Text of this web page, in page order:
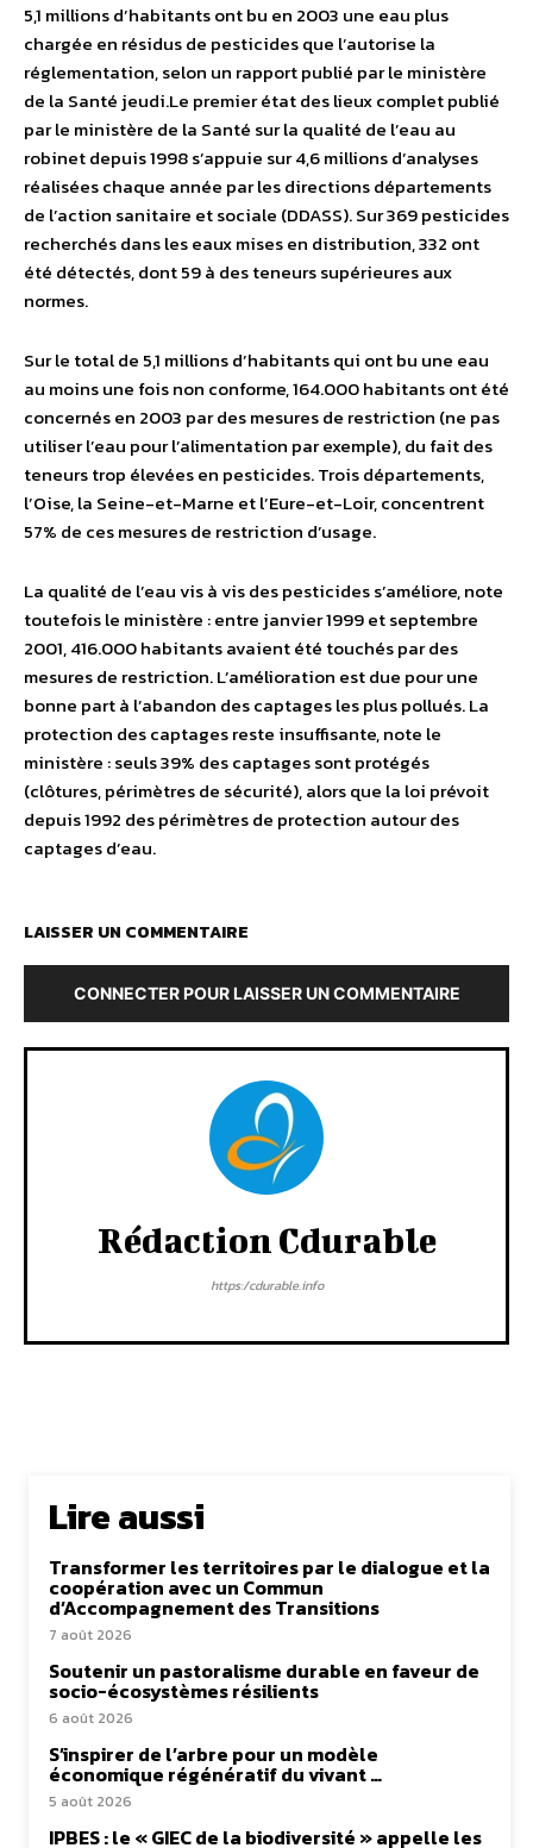
5,1 millions d’habitants ont bu en 2003 une eau plus
chargée en résidus de pesticides que l’autorise la
réglementation, selon un rapport publié par le ministère
de la Santé jeudi.Le premier état des lieux complet publié
par le ministère de la Santé sur la qualité de l’eau au
robinet depuis 1998 s’appuie sur 4,6 millions d’analyses
réalisées chaque année par les directions départements
de l’action sanitaire et sociale (DDASS). Sur 369 pesticides
recherchés dans les eaux mises en distribution, 332 ont
été détectés, dont 59 à des teneurs supérieures aux
normes.
Sur le total de 5,1 millions d’habitants qui ont bu une eau
au moins une fois non conforme, 164.000 habitants ont été
concernés en 2003 par des mesures de restriction (ne pas
utiliser l’eau pour l’alimentation par exemple), du fait des
teneurs trop élevées en pesticides. Trois départements,
l’Oise, la Seine-et-Marne et l’Eure-et-Loir, concentrent
57% de ces mesures de restriction d’usage.
La qualité de l’eau vis à vis des pesticides s’améliore, note
toutefois le ministère : entre janvier 1999 et septembre
2001, 416.000 habitants avaient été touchés par des
mesures de restriction. L’amélioration est due pour une
bonne part à l’abandon des captages les plus pollués. La
protection des captages reste insuffisante, note le
ministère : seuls 39% des captages sont protégés
(clôtures, périmètres de sécurité), alors que la loi prévoit
depuis 1992 des périmètres de protection autour des
captages d’eau.
LAISSER UN COMMENTAIRE
CONNECTER POUR LAISSER UN COMMENTAIRE
Rédaction Cdurable
https:/cdurable.info
Lire aussi
Transformer les territoires par le dialogue et la
coopération avec un Commun
d’Accompagnement des Transitions
7 août 2026
Soutenir un pastoralisme durable en faveur de
socio-écosystèmes résilients
6 août 2026
S’inspirer de l’arbre pour un modèle
économique régénératif du vivant …
5 août 2026
IPBES : le « GIEC de la biodiversité » appelle les